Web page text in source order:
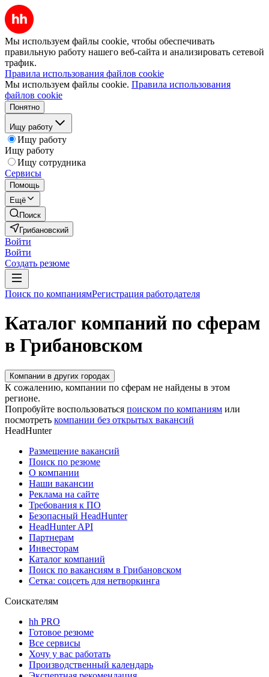
Мы используем файлы cookie, чтобы обеспечивать
правильную работу нашего веб-сайта и анализировать сетевой
трафик.
Правила использования файлов cookie
Мы используем файлы cookie. Правила использования
файлов cookie
Понятно
Ищу работу
Ищу работу
Ищу работу
Ищу сотрудника
Сервисы
Помощь
Ещё
Поиск
Грибановский
Войти
Войти
Создать резюме
Поиск по компаниямРегистрация работодателя
Каталог компаний по сферам
в Грибановском
Компании в других городах
К сожалению, компании по сферам не найдены в этом
регионе.
Попробуйте воспользоваться поиском по компаниям или
посмотреть компании без открытых вакансий
HeadHunter
Размещение вакансий
Поиск по резюме
О компании
Наши вакансии
Реклама на сайте
Требования к ПО
Безопасный HeadHunter
HeadHunter API
Партнерам
Инвесторам
Каталог компаний
Поиск по вакансиям в Грибановском
Сетка: соцсеть для нетворкинга
Соискателям
hh PRO
Готовое резюме
Все сервисы
Хочу у вас работать
Производственный календарь